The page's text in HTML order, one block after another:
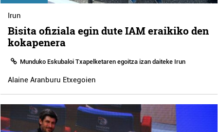
Irun
Bisita ofiziala egin dute IAM eraikiko den
kokapenera
Munduko Eskubaloi Txapelketaren egoitza izan daiteke Irun
Alaine Aranburu Etxegoien